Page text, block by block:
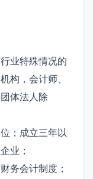
业特殊情况的
构，会计师、
体法人除
；成立三年以
业；
务会计制度；